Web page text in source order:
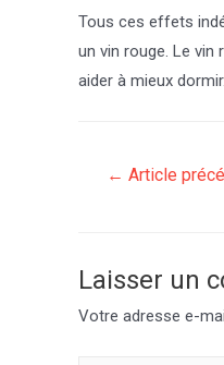
Tous ces effets
un vin rouge. Le
aider à mieux
Navigation
← Article
Laisser un
Votre adresse e-